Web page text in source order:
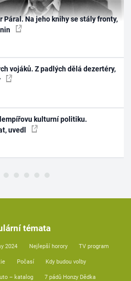
Na jeho knihy se stály fronty,
vojáků. Z padlých dělá dezertéry,
kulturní politiku.
uvedl
témata
2024 Nejlepší horory TV program
Počasí Kdy budou volby
– katalog 7 pádů Honzy Dědka